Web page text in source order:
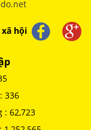
hội
336
: 62,723